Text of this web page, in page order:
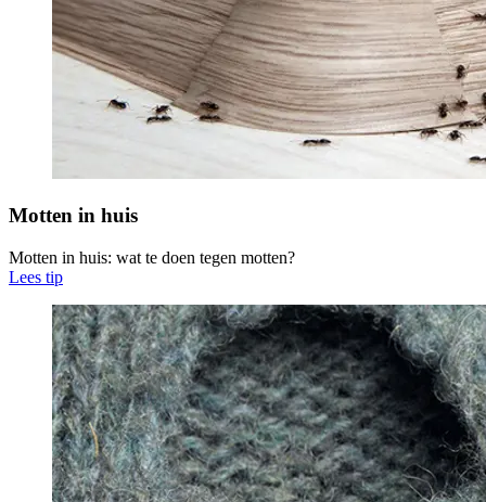
Motten in huis
Motten in huis: wat te doen tegen motten?
Lees tip